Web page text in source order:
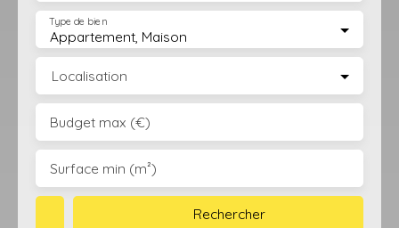
Appartement, Maison
Type de bien
Localisation
Budget max (€)
Surface min (m²)
Rechercher